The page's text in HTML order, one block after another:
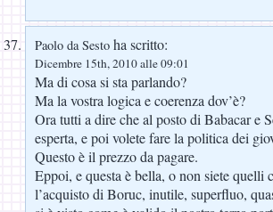
Paolo da Sesto ha scritto:
Dicembre 15th, 2010 alle 09:01
Ma di cosa si sta parlando?
Ma la vostra logica e coerenza dov’è?
Ora tutti a dire che al posto di Babacar e
esperta, e poi volete fare la politica dei
Questo è il prezzo da pagare.
Eppoi, e questa è bella, o non siete quelli
l’acquisto di Boruc, inutile, superfluo,